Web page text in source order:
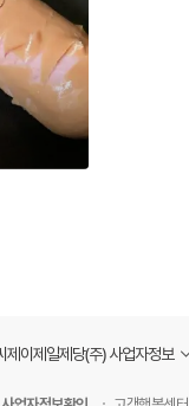
제이제일제당(주) 사업자정보